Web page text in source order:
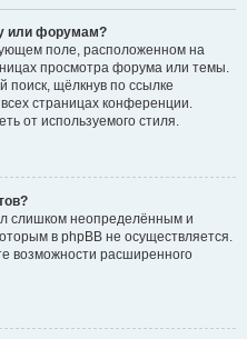
или форумам?
поле, расположенном на
просмотра форума или темы.
щёлкнув по ссылке
страницах конференции.
от используемого стиля.
слишком неопределённым и
в phpBB не осуществляется.
возможности расширенного